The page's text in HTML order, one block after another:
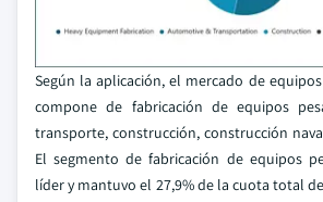
Según la aplicación, el mercado de
compone de fabricación de equipos
transporte, construcción, construcción
El segmento de fabricación de equipos
líder y mantuvo el 27,9% de la cuota total